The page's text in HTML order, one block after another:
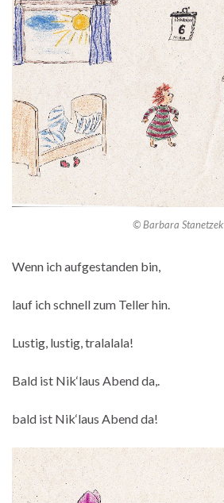
© Barbara Stanetzek
Wenn ich aufgestanden bin,
lauf ich schnell zum Teller hin.
Lustig, lustig, tralalala!
Bald ist Nik‘laus Abend da,.
bald ist Nik‘laus Abend da!